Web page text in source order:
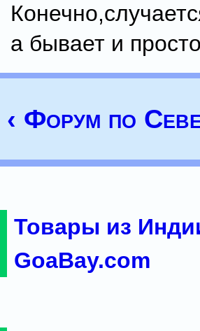
а бывает и
‹ Форум по
Товары из
GoaBay.com